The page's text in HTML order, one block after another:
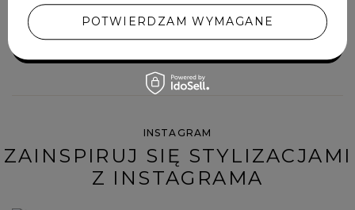
handlową (marketing). Więcej w
INSTAGRAM
ZAINSPIRUJ SIĘ STYLIZACJAMI
Z INSTAGRAMA
POTWIERDZAM WYMAGANE